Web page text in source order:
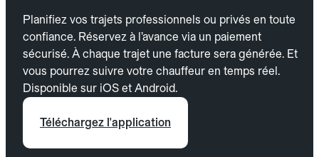
Planifiez vos trajets professionnels ou privés en toute
confiance. Réservez à l’avance via un paiement
sécurisé. À chaque trajet une facture sera générée. Et
vous pourrez suivre votre chauffeur en temps réel.
Disponible sur iOS et Android.
Téléchargez l'application